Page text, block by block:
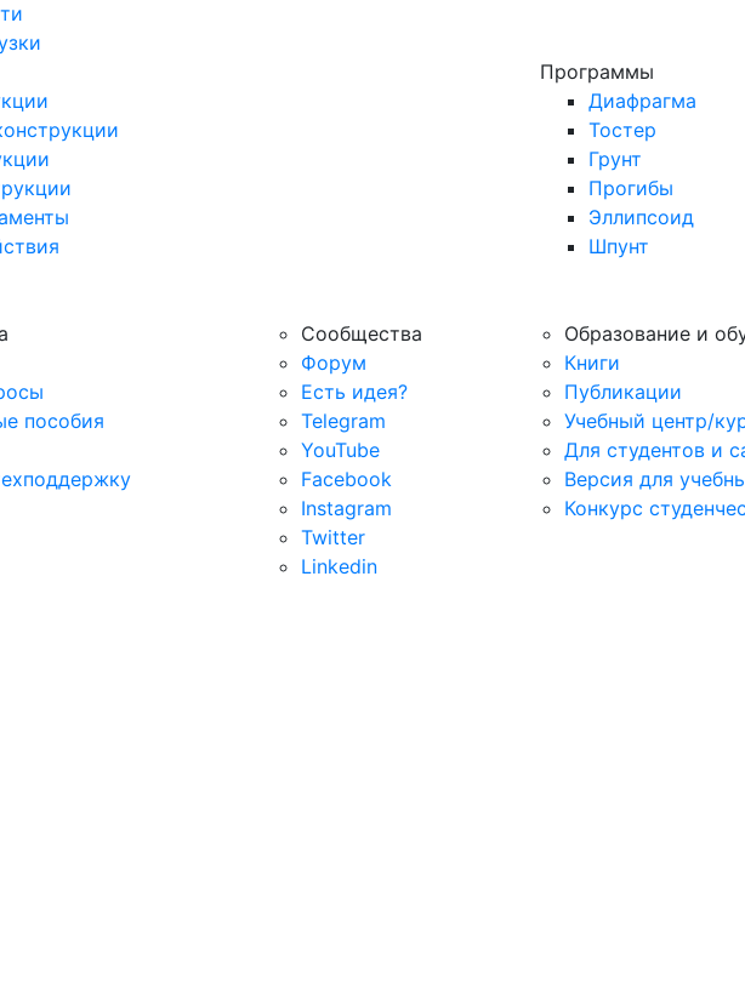
Программы
Диафрагма
Тостер
Грунт
Прогибы
Эллипсоид
Шпунт
пособия
Сообщества
Форум
Есть идея?
Telegram
YouTube
Facebook
Instagram
Twitter
Linkedin
Образование и
Книги
Публикации
Учебный центр/
Для студентов и
Версия для
Конкурс